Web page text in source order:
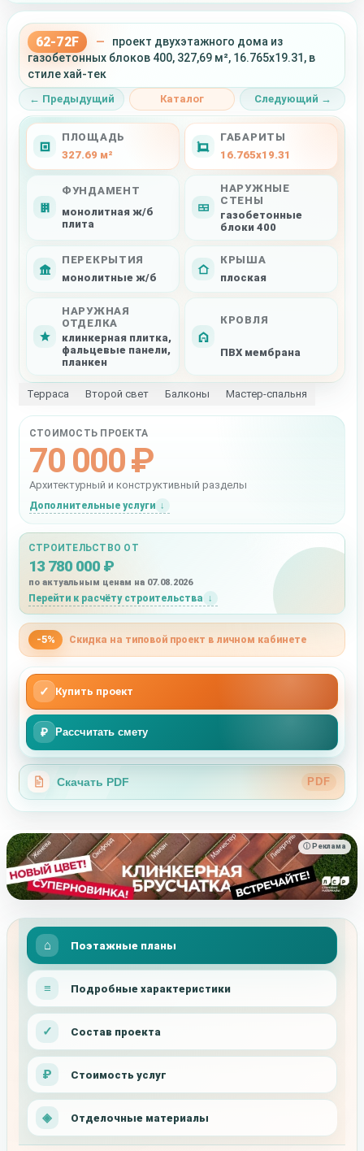
62-72F —
проект двухэтажного дома из
газобетонных блоков 400, 327,69 м², 16.765x19.31, в
стиле хай-тек
← Предыдущий Каталог Следующий →
ПЛОЩАДЬ
327.69 м²
ГАБАРИТЫ
16.765x19.31
ФУНДАМЕНТ
монолитная ж/б
плита
НАРУЖНЫЕ
СТЕНЫ
газобетонные
блоки 400
ПЕРЕКРЫТИЯ
монолитные ж/б
КРЫША
плоская
НАРУЖНАЯ
ОТДЕЛКА
клинкерная плитка,
фальцевые панели,
планкен
КРОВЛЯ
ПВХ мембрана
Терраса Второй свет Балконы Мастер-спальня
СТОИМОСТЬ ПРОЕКТА
70 000 ₽
Архитектурный и конструктивный разделы
Дополнительные услуги
СТРОИТЕЛЬСТВО ОТ
13 780 000 ₽
по актуальным ценам на 07.08.2026
Перейти к расчёту строительства
-5% Скидка на типовой проект в личном кабинете
✓ Купить проект
₽ Рассчитать смету
Скачать PDF PDF
ⓘ Реклама
Поэтажные планы
Подробные характеристики
Состав проекта
Стоимость услуг
Отделочные материалы